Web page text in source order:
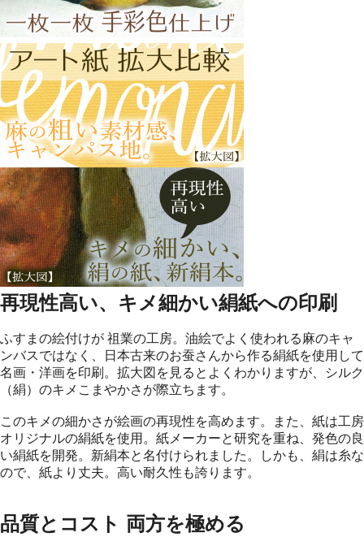
再現性高い、キメ細かい絹紙への印刷
ふすまの絵付けが 祖業の工房。油絵でよく使われる麻のキャ
ンバスではなく、日本古来のお蚕さんから作る絹紙を使用して
名画・洋画を印刷。拡大図を見るとよくわかりますが、シルク
（絹）のキメこまやかさが際立ちます。
このキメの細かさが絵画の再現性を高めます。また、紙は工房
オリジナルの絹紙を使用。紙メーカーと研究を重ね、発色の良
い絹紙を開発。新絹本と名付けられました。しかも、絹は糸な
ので、紙より丈夫。高い耐久性も誇ります。
品質とコスト 両方を極める